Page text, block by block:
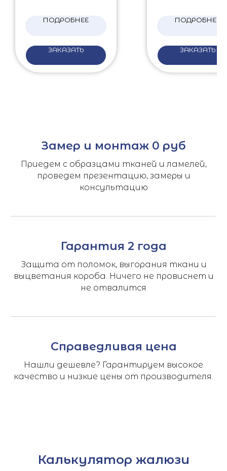
ПОДРОБНЕЕ
ЗАКАЗАТЬ
ПОДРОБНЕЕ
ЗАКАЗАТЬ
Замер и монтаж 0 руб
Приедем с образцами тканей и ламелей,
проведем презентацию, замеры и
консультацию
Гарантия 2 года
Защита от поломок, выгорания ткани и
выцветания короба. Ничего не провиснет и
не отвалится
Справедливая цена
Нашли дешевле? Гарантируем высокое
качество и низкие цены от производителя.
Калькулятор жалюзи